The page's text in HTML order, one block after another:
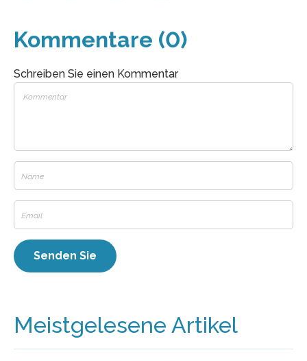
Kommentare (0)
Schreiben Sie einen Kommentar
Meistgelesene Artikel